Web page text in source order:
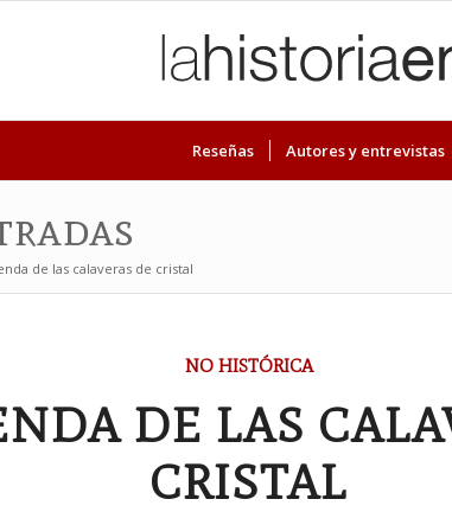
Reseñas Autores y entrevistas
de las calaveras de cristal
NO HISTÓRICA
DE LAS
CRISTAL